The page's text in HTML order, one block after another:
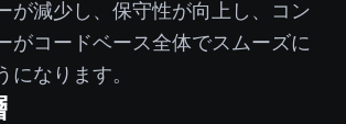
が減少し、保守性が向上し、コン
がコードベース全体でスムーズに
になります。